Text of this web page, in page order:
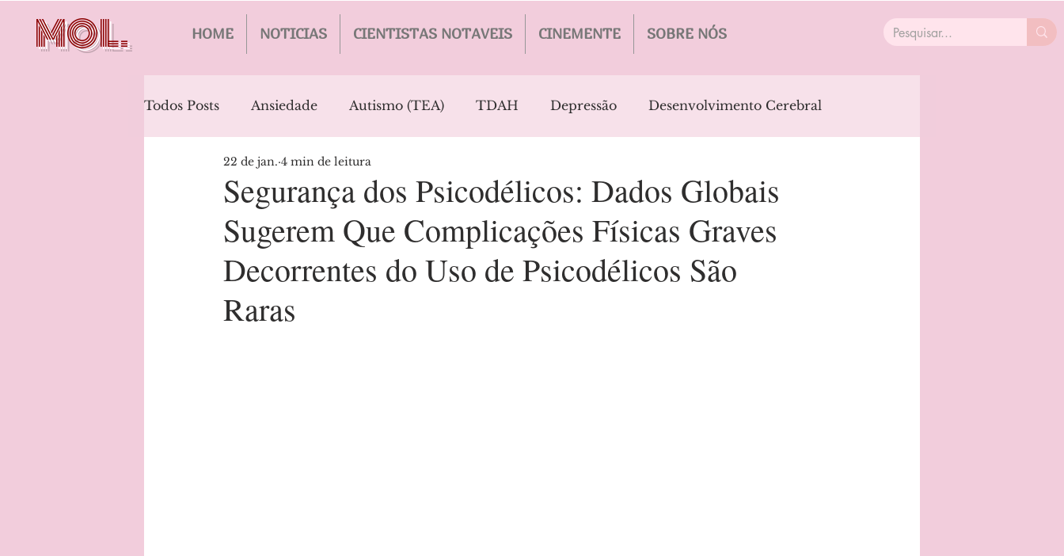
MOL. HOME NOTICIAS CIENTISTAS NOTAVEIS CINEMENTE SOBRE NÓS
Todos Posts Ansiedade Autismo (TEA) TDAH Depressão Desenvolvimento Cerebral
Bipolaridade Alzheimer's
Estresse Pós-Traumático Traumatismo Câncer Envelhecimento Vícios
Segurança dos Psicodélicos: Dados Globais
Sugerem Que Complicações Físicas Graves
Decorrentes do Uso de Psicodélicos São
Raras
22 de jan. 4 min de leitura